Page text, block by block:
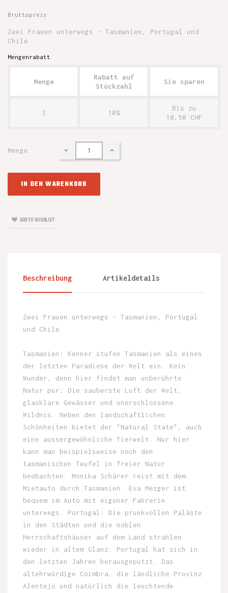
Bruttopreis
Zwei Frauen unterwegs - Tasmanien, Portugal und
Chile
Mengenrabatt
Menge
Rabatt auf
Stückzahl
Sie sparen
3 10%
Bis zu
10,50 CHF
Menge
IN DEN WARENKORB
ADD TO WISHLIST
Beschreibung Artikeldetails
Zwei Frauen unterwegs - Tasmanien, Portugal
und Chile
Tasmanien: Kenner stufen Tasmanien als eines
der letzten Paradiese der Welt ein. Kein
Wunder, denn hier findet man unberührte
Natur pur: Die sauberste Luft der Welt,
glasklare Gewässer und unerschlossene
Wildnis. Neben den landschaftlichen
Schönheiten bietet der "Natural State", auch
eine aussergewöhnliche Tierwelt. Nur hier
kann man beispielsweise noch den
tasmanischen Teufel in freier Natur
beobachten. Monika Schärer reist mit dem
Mietauto durch Tasmanien. Eva Mezger ist
bequem im Auto mit eigener Fahrerin
unterwegs. Portugal: Die prunkvollen Paläste
in den Städten und die noblen
Herrschaftshäuser auf dem Land strahlen
wieder in altem Glanz. Portugal hat sich in
den letzten Jahren herausgeputzt. Das
altehrwürdige Coimbra, die ländliche Provinz
Alentejo und natürlich die leuchtende